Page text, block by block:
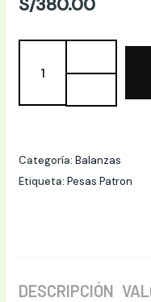
PATRON
kg
CON
Categoría: Balanzas
Etiqueta: Pesas Patron
DESCRIPCIÓN